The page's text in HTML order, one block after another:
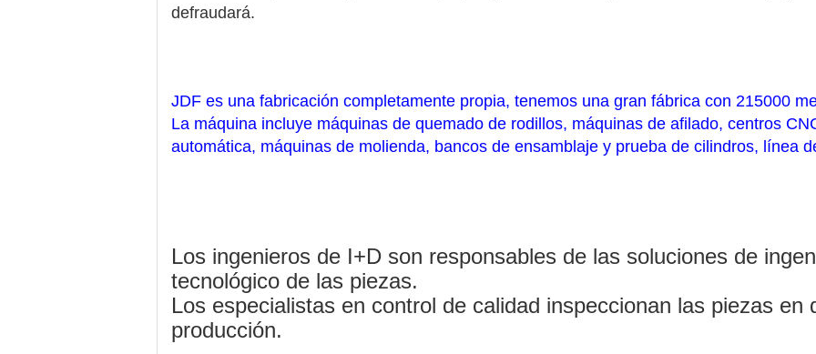
defraudará.
JDF es una fabricación completamente propia, tenemos una gran fábrica con 215000
La máquina incluye máquinas de quemado de rodillos, máquinas de afilado, centros
automática, máquinas de molienda, bancos de ensamblaje y prueba de cilindros, línea
Los ingenieros de I+D son responsables de las soluciones de
tecnológico de las piezas.
Los especialistas en control de calidad inspeccionan las piezas en
producción.